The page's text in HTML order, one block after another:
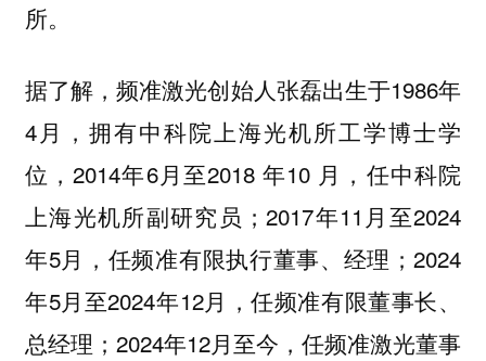
所。
据了解，频准激光创始人张磊出生于1986年
4月，拥有中科院上海光机所工学博士学
位，2014年6月至2018 年10 月，任中科院
上海光机所副研究员；2017年11月至2024
年5月，任频准有限执行董事、经理；2024
年5月至2024年12月，任频准有限董事长、
总经理；2024年12月至今，任频准激光董事